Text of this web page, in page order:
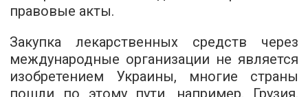
правовые акты.
Закупка лекарственных средств через
международные организации не является
изобретением Украины, многие страны
пошли по этому пути, например, Грузия.